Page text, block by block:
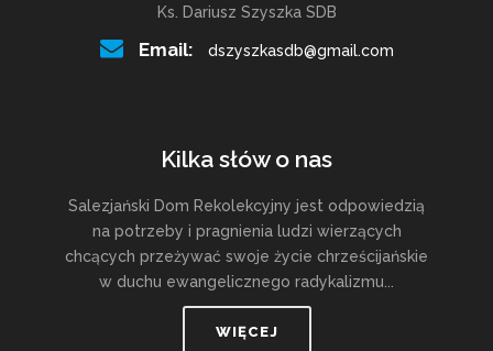
Ks. Dariusz Szyszka SDB
Email: dszyszkasdb@gmail.com
Kilka słów o nas
Salezjański Dom Rekolekcyjny jest odpowiedzią
na potrzeby i pragnienia ludzi wierzących
chcących przeżywać swoje życie chrześcijańskie
w duchu ewangelicznego radykalizmu...
WIĘCEJ